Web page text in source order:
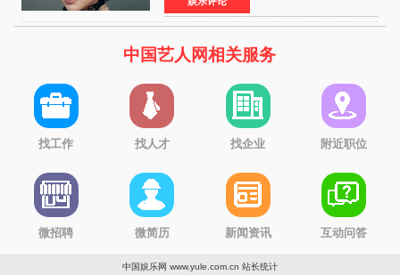
POWERCIRCLES》，展现了他在时尚与商业领
域的双重影响力。 明星企业家、青
中国艺人网相关服务
找工作 找人才 找企业 附近职位
微招聘 微简历 新闻资讯 互动问答
中国娱乐网 www.yule.com.cn 站长统计